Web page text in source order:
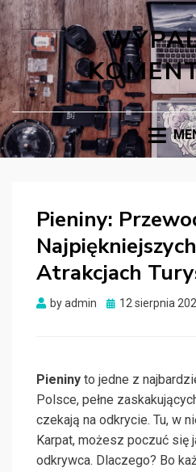
Pieniny:
Atrakcjach
byadmin
Posted
12 sierpnia
Pieniny to jedne z
Polsce, pełne
czekają na odkrycie. Tu, w
Karpat, możesz poczuć się
odkrywca. Dlaczego? Bo